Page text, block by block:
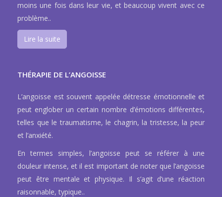
moins une fois dans leur vie, et beaucoup vivent avec ce
problème..
Lire la suite
THÉRAPIE DE L’ANGOISSE
L’angoisse est souvent appelée détresse émotionnelle et
peut englober un certain nombre d’émotions différentes,
telles que le traumatisme, le chagrin, la tristesse, la peur
et l’anxiété.
En termes simples, l’angoisse peut se référer à une
douleur intense, et il est important de noter que l’angoisse
peut être mentale et physique. Il s’agit d’une réaction
raisonnable, typique..